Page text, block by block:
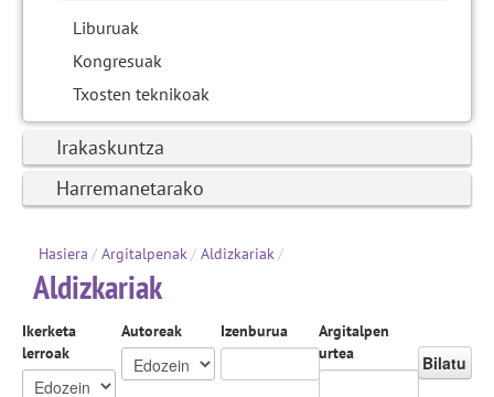
Liburuak
Kongresuak
Txosten teknikoak
Irakaskuntza
Harremanetarako
Hasiera / Argitalpenak/ Aldizkariak/
Aldizkariak
Ikerketa
lerroak
Autoreak Izenburua
Argitalpen
urtea
Bilatu